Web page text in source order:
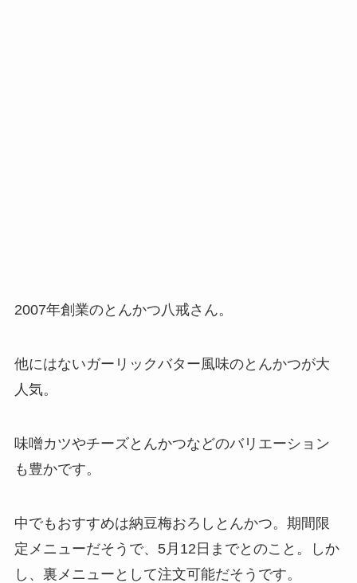
2007年創業のとんかつ八戒さん。
他にはないガーリックバター風味のとんかつが大
人気。
味噌カツやチーズとんかつなどのバリエーション
も豊かです。
中でもおすすめは納豆梅おろしとんかつ。期間限
定メニューだそうで、5月12日までとのこと。しか
し、裏メニューとして注文可能だそうです。